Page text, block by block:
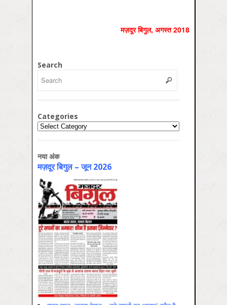
मज़दूर बिगुल, अगस्‍त 2018
Search
Categories
Categories
नया अंक
मज़दूर बिगुल – जून 2026